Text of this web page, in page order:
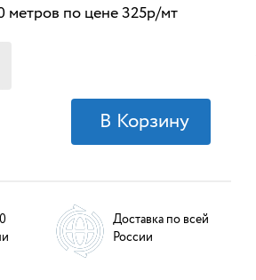
по цене 325р/мт
Доставка по всей
России